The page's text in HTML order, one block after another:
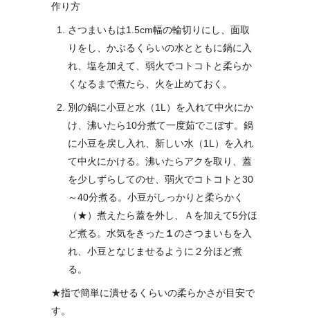
作り方
さつまいもは1.5cm幅の輪切りにし、面取
りをし、かぶるくらいの水とともに鍋に入
れ、塩を加えて、弱火でコトコトと柔らか
くなるまで煮たら、火を止めておく。
別の鍋に小豆と水（1L）を入れて中火にか
け、沸いたら10分煮て一度茹でこぼす。鍋
に小豆を戻し入れ、新しい水（1L）を入れ
て中火にかける。沸いたらアクを取り、蓋
を少しずらしてのせ、弱火でコトコトと30
～40分煮る。小豆がしっかりと柔らかく
（★）煮えたら蓋を外し、Ａを加えて5分ほ
ど煮る。水気をきった １のさつまいもを入
れ、小豆となじませるように２分ほど煮
る。
★指で簡単に潰せるくらいの柔らかさが目安で
す。